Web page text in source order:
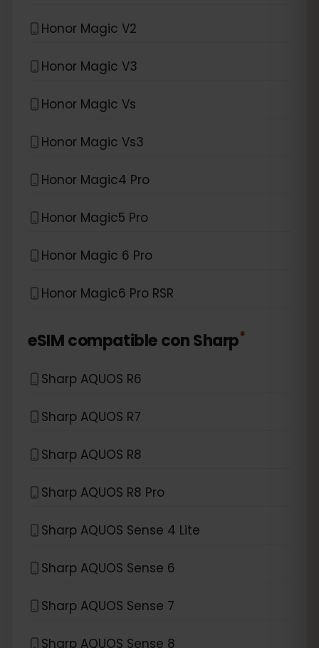
Honor Magic V2
Honor Magic V3
Honor Magic Vs
Honor Magic Vs3
Honor Magic4 Pro
Honor Magic5 Pro
Honor Magic 6 Pro
Honor Magic6 Pro RSR
eSIM compatible conSharp*
Sharp AQUOS R6
Sharp AQUOS R7
Sharp AQUOS R8
Sharp AQUOS R8 Pro
Sharp AQUOS Sense 4 Lite
Sharp AQUOS Sense 6
Sharp AQUOS Sense 7
Sharp AQUOS Sense 8